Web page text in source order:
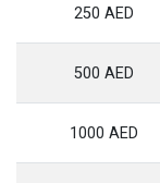
250 AED
500 AED
1000 AED